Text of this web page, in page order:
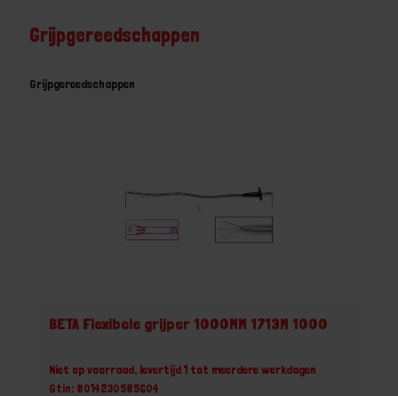
Grijpgereedschappen
Grijpgereedschappen
BETA Flexibele grijper 1000MM 1713M 1000
Niet op voorraad, levertijd 1 tot meerdere werkdagen
Gtin: 8014230585604